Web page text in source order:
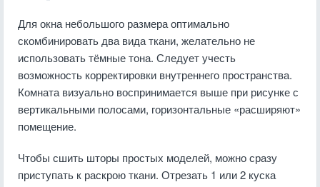
Для окна небольшого размера оптимально
скомбинировать два вида ткани, желательно не
использовать тёмные тона. Следует учесть
возможность корректировки внутреннего пространства.
Комната визуально воспринимается выше при рисунке с
вертикальными полосами, горизонтальные «расширяют»
помещение.
Чтобы сшить шторы простых моделей, можно сразу
приступать к раскрою ткани. Отрезать 1 или 2 куска